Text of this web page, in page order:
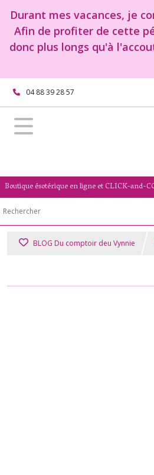
Durant mes vacances, je
Afin de profiter de cette
donc plus longs qu'à
04 88 39 28 57
Boutique ésotérique en ligne et CLICK-and-
BLOG Du comptoir deu Vynnie